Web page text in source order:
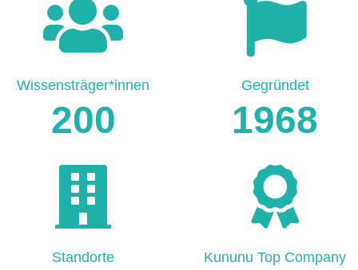
200
Wissensträger*innen
1968
Gegründet
Standorte Kununu Top Company